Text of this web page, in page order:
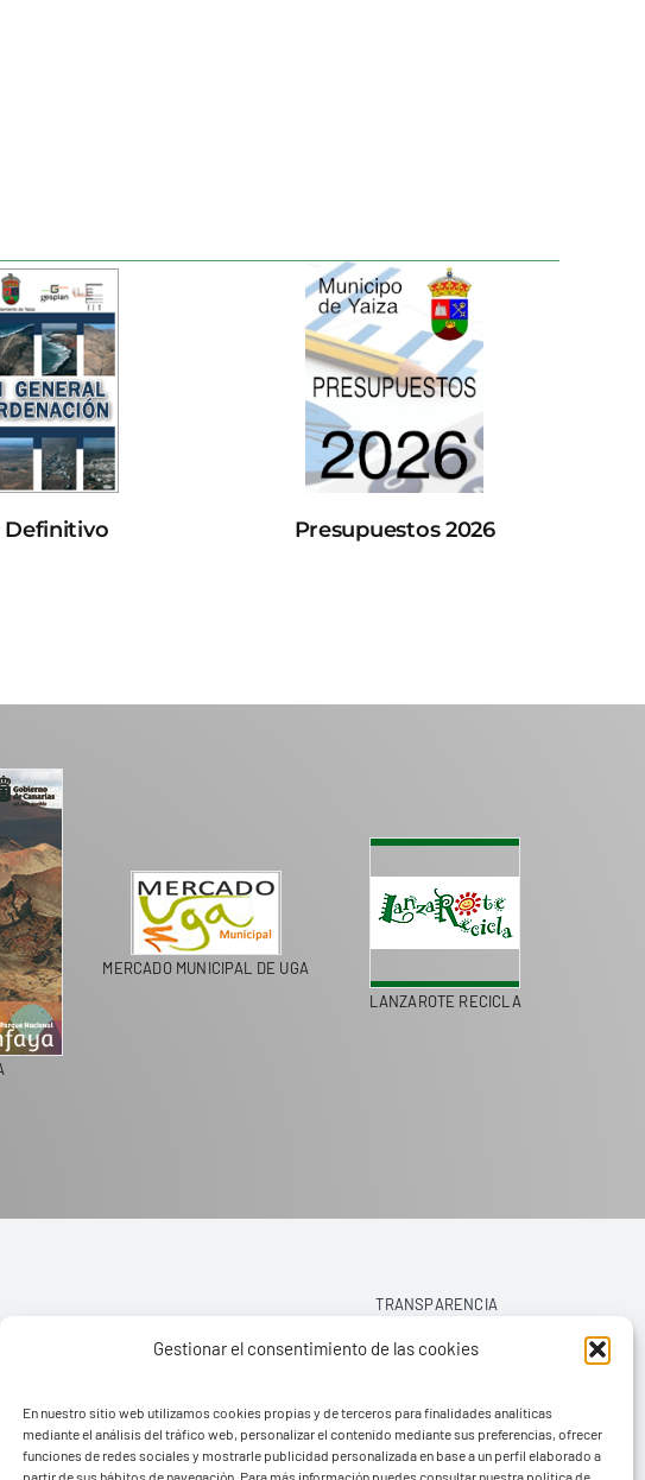
Gestionar el consentimiento de las cookies
En nuestro sitio web utilizamos cookies propias y de terceros para finalidades analíticas
mediante el análisis del tráfico web, personalizar el contenido mediante sus preferencias, ofrecer
funciones de redes sociales y mostrarle publicidad personalizada en base a un perfil elaborado a
partir de sus hábitos de navegación. Para más información puedes consultar nuestra política de
Definitivo Presupuestos 2026
MERCADO MUNICIPAL DE UGA
LANZAROTE RECICLA
TRANSPARENCIA
AVISO LEGAL
POLÍTICA DE PRIVACIDAD
POLÍTICA DE COOKIES (UE)